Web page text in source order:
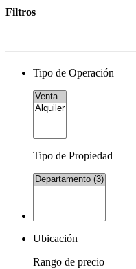
Filtros
Tipo de Operación
Tipo de Propiedad
Ubicación
Rango de precio